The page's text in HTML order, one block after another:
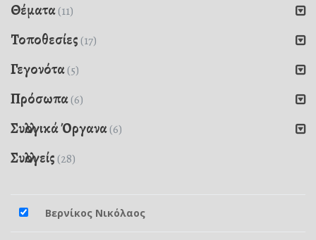
Θέματα(11)
Τοποθεσίες (17)
Γεγονότα(5)
Πρόσωπα(6)
Συλλογικά Όργανα(6)
Συλλογείς (28)
Βερνίκος Νικόλαος